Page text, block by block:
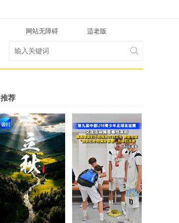
网站无障碍 适老版
推荐